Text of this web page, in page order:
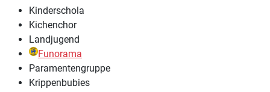
Kinderschola
Kichenchor
Landjugend
Funorama
Paramentengruppe
Krippenbubies